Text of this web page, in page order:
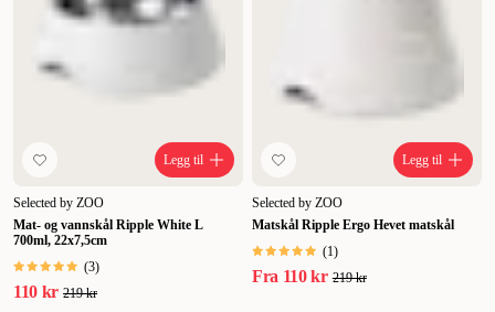
Legg til
Selected by ZOO
Mat- og vannskål Ripple White L
700ml, 22x7,5cm
(3)
110 kr 219 kr
Legg til
Selected by ZOO
Matskål Ripple Ergo Hevet matskål
(1)
Fra 110 kr 219 kr